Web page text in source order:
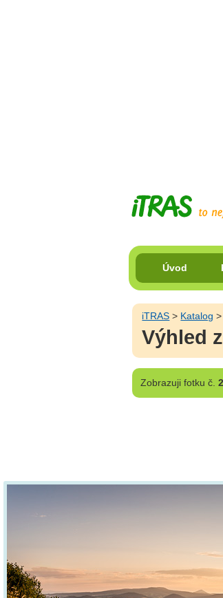
Úvod
iTRAS > Katalog
Výhled
Zobrazujifotku č. 2